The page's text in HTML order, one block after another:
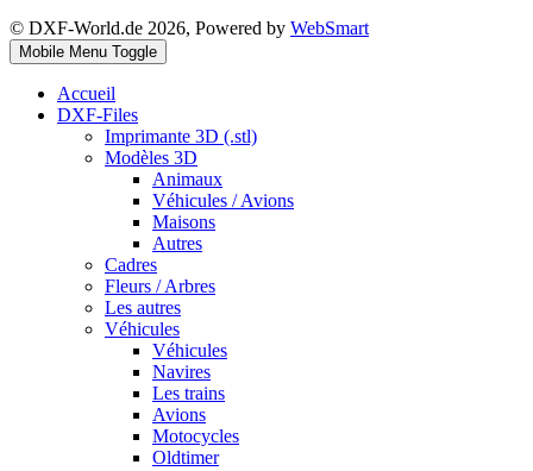
© DXF-World.de 2026, Powered by WebSmart
Mobile Menu Toggle
Accueil
DXF-Files
Imprimante 3D (.stl)
Modèles 3D
Animaux
Véhicules / Avions
Maisons
Autres
Cadres
Fleurs / Arbres
Les autres
Véhicules
Véhicules
Navires
Les trains
Avions
Motocycles
Oldtimer